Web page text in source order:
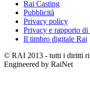
Rai Casting
Pubblicità
Privacy policy
Privacy e rapporto
Il timbro digitale Rai
© RAI 2013 - tutti i diritti
Engineered by RaiNet